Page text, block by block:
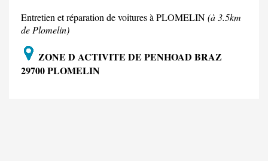
Entretien et réparation de voitures à PLOMELIN(à 3.5km
de Plomelin)
ZONE D ACTIVITE DE PENHOAD BRAZ
29700 PLOMELIN